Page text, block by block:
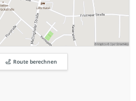
Route berechnen